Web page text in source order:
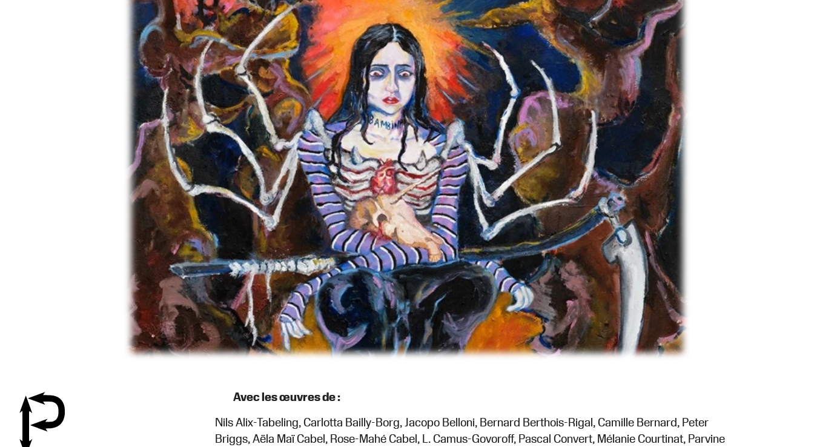
Avec les œuvres de :
Nils Alix-Tabeling, Carlotta Bailly-Borg, Jacopo Belloni, Bernard Berthois-Rigal, Camille Bernard, Peter
Briggs, Aëla Maï Cabel, Rose-Mahé Cabel, L. Camus-Govoroff, Pascal Convert, Mélanie Courtinat, Parvine